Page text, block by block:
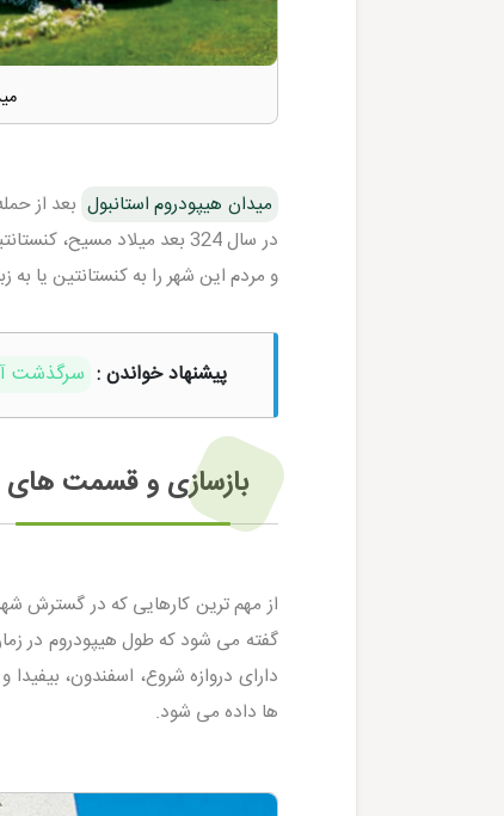
میدان هیپودروم استانبول بعد از
در سال 324 بعد میلاد
و مردم این شهر را به کنستانتین یا
پیشنهاد خواندن : سرگذشت آب
بازسازی و قسمت های
از مهم ترین کارهایی که در گسترش
دارای دروازه شروع، اسفندون،
ها داده می شود.